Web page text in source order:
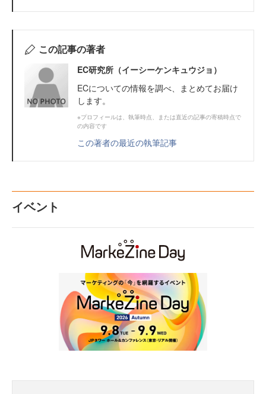
この記事の著者
EC研究所（イーシーケンキュウジョ）
ECについての情報を調べ、まとめてお届け
します。
※プロフィールは、執筆時点、または直近の記事の寄稿時点で
の内容です
この著者の最近の執筆記事
イベント